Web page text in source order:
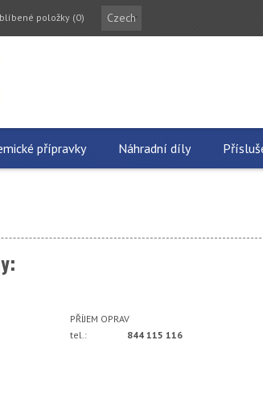
položky (0) Czech
přípravky Náhradní díly
PŘÍJEM OPRAV
tel.:
844 115 116